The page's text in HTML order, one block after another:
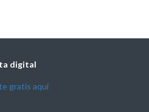
digital
gratis aquí